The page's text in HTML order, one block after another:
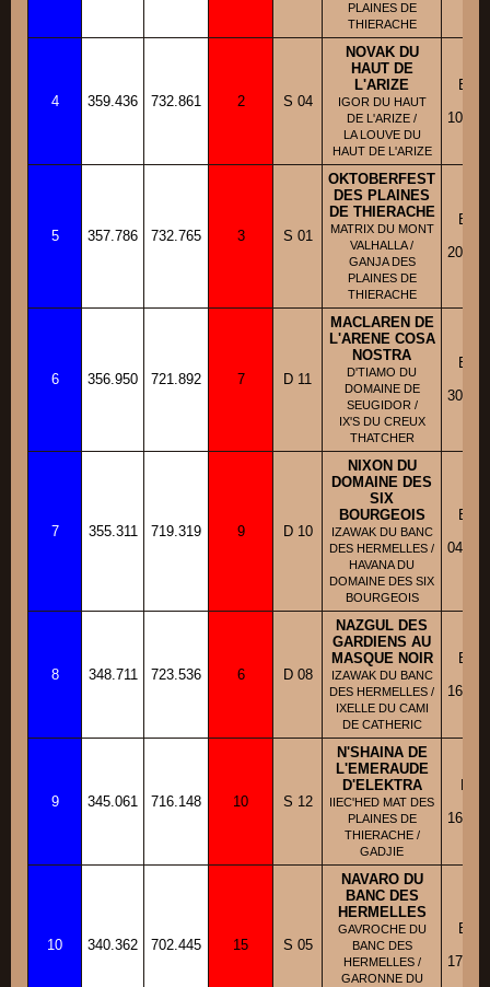
PLAINES DE
THIERACHE
4 359.436 732.861 2 S 04
NOVAK DU
HAUT DE
L'ARIZE
IGOR DU HAUT
DE L'ARIZE /
LA LOUVE DU
HAUT DE L'ARIZE
10/05/
5 357.786 732.765 3 S 01
OKTOBERFEST
DES PLAINES
DE THIERACHE
MATRIX DU MONT
VALHALLA /
GANJA DES
PLAINES DE
THIERACHE
20/07/
6 356.950 721.892 7 D 11
MACLAREN DE
L'ARENE COSA
NOSTRA
D'TIAMO DU
DOMAINE DE
SEUGIDOR /
IX'S DU CREUX
THATCHER
30/04/
7 355.311 719.319 9 D 10
NIXON DU
DOMAINE DES
SIX
BOURGEOIS
IZAWAK DU BANC
DES HERMELLES /
HAVANA DU
DOMAINE DES SIX
BOURGEOIS
04/01/
8 348.711 723.536 6 D 08
NAZGUL DES
GARDIENS AU
MASQUE NOIR
IZAWAK DU BANC
DES HERMELLES /
IXELLE DU CAMI
DE CATHERIC
16/02/
9 345.061 716.148 10 S 12
N'SHAINA DE
L'EMERAUDE
D'ELEKTRA
IIEC'HED MAT DES
PLAINES DE
THIERACHE /
GADJIE
16/01/
10 340.362 702.445 15 S 05
NAVARO DU
BANC DES
HERMELLES
GAVROCHE DU
BANC DES
HERMELLES /
GARONNE DU
17/07/